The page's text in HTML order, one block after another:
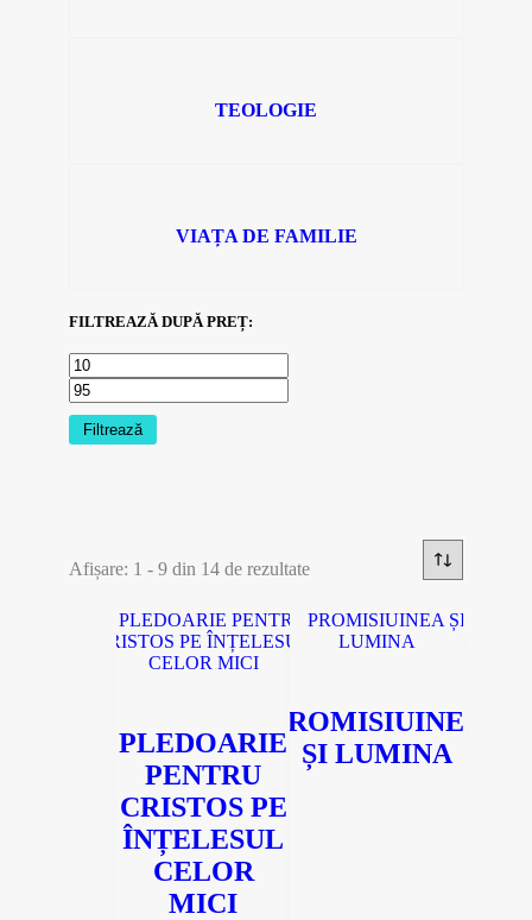
TEOLOGIE
VIAȚA DE FAMILIE
FILTREAZĂ DUPĂ PREȚ:
Filtrează
Afișare: 1 - 9 din 14 de rezultate
PLEDOARIE
PENTRU
CRISTOS PE
ÎNȚELESUL
CELOR
MICI
PROMISIUINEA
ȘI LUMINA